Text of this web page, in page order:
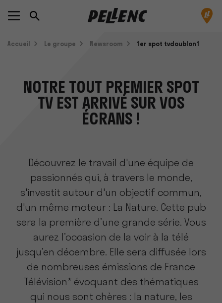
Accueil Le groupe Newsroom 1er spot tvdoublon1
NOTRE TOUT PREMIER SPOT
TV EST ARRIVÉ SUR VOS
ÉCRANS !
Découvrez le travail d'une équipe de
passionnés qui, à travers le monde,
s'investit autour d'un objectif commun,
d'un même moteur : La Nature. Cette pub
sera la première d’une grande série. Vous
aurez l’occasion de la voir à la télé
jusqu’en décembre. Elle sera diffusée lors
de nombreuses émissions de France
Télévision* évoquant des thématiques
qui nous sont chères : la nature, les